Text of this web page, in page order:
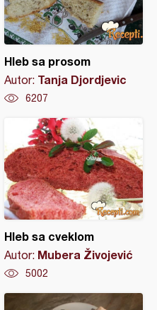
Hleb sa prosom
Autor: Tanja Djordjevic
6207
Hleb sa cveklom
Autor: Mubera Živojević
5002